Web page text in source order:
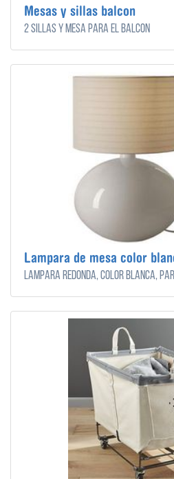
Mesas y sillas balcon
2 sillas y mesa para el balcón
Lampara de mesa color
Lampara redonda, color blanca,